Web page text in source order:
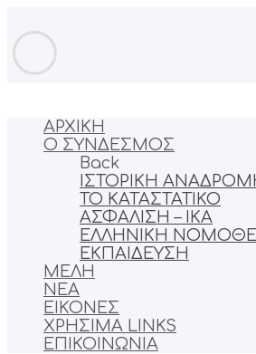
ΑΡΧΙΚΗ
Ο ΣΥΝΔΕΣΜΟΣ
Back
ΙΣΤΟΡΙΚΗ
ΤΟ ΚΑΤΑΣΤΑΤΙΚΟ
ΑΣΦΑΛΙΣΗ – ΙΚΑ
ΕΛΛΗΝΙΚΗ
ΕΚΠΑΙΔΕΥΣΗ
ΜΕΛΗ
ΝΕΑ
ΕΙΚΟΝΕΣ
ΧΡΗΣΙΜΑ LINKS
ΕΠΙΚΟΙΝΩΝΙΑ